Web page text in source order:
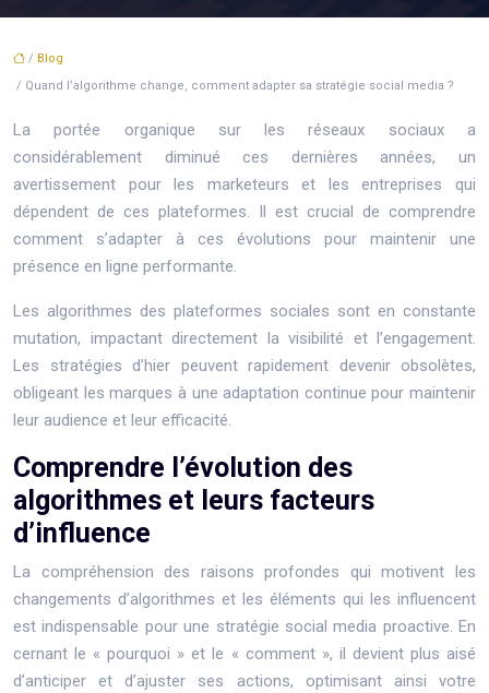
/ Blog
/ Quand l’algorithme change, comment adapter sa stratégie social media ?
La portée organique sur les réseaux sociaux a
considérablement diminué ces dernières années, un
avertissement pour les marketeurs et les entreprises qui
dépendent de ces plateformes. Il est crucial de comprendre
comment s’adapter à ces évolutions pour maintenir une
présence en ligne performante.
Les algorithmes des plateformes sociales sont en constante
mutation, impactant directement la visibilité et l’engagement.
Les stratégies d’hier peuvent rapidement devenir obsolètes,
obligeant les marques à une adaptation continue pour maintenir
leur audience et leur efficacité.
Comprendre l’évolution des
algorithmes et leurs facteurs
d’influence
La compréhension des raisons profondes qui motivent les
changements d’algorithmes et les éléments qui les influencent
est indispensable pour une stratégie social media proactive. En
cernant le « pourquoi » et le « comment », il devient plus aisé
d’anticiper et d’ajuster ses actions, optimisant ainsi votre